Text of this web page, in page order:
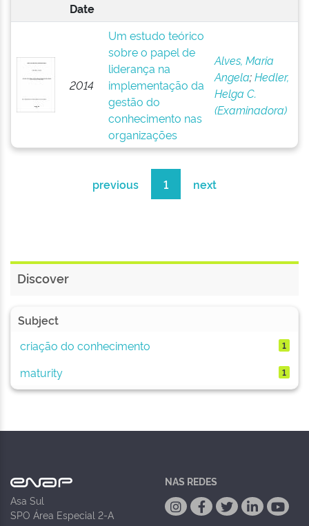
Date
2014
Um estudo teórico
sobre o papel de
liderança na
implementação da
gestão do
conhecimento nas
organizações
Alves, Maria
Angela;Hedler,
Helga C.
(Examinadora)
previous 1 next
Discover
Subject
criação do conhecimento
1
maturity 1
Asa Sul
SPO Área Especial 2-A
NAS REDES